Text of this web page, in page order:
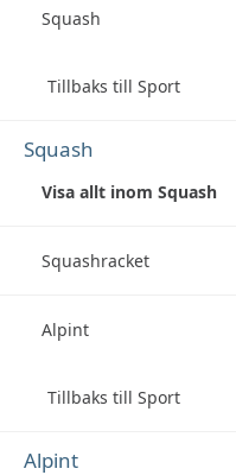
Squash
Tillbaks till Sport
Squash
Visa allt inom Squash
Squashracket
Alpint
Tillbaks till Sport
Alpint